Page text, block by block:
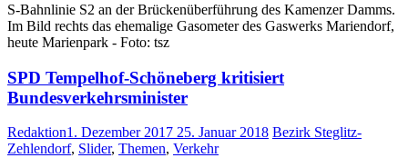
S-Bahnlinie S2 an der Brückenüberführung des Kamenzer Damms.
Im Bild rechts das ehemalige Gasometer des Gaswerks Mariendorf,
heute Marienpark - Foto: tsz
SPD Tempelhof-Schöneberg kritisiert
Bundesverkehrsminister
Redaktion1. Dezember 2017 25. Januar 2018 Bezirk Steglitz-
Zehlendorf, Slider, Themen, Verkehr